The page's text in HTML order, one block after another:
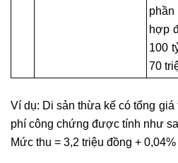
phần
hợp
100
70
Ví dụ: Di sản thừa kế có tổng giá
phí công chứng được tính như
Mức thu = 3,2 triệu đồng +